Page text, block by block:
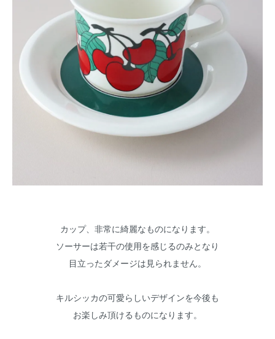
カップ、非常に綺麗なものになります。
ソーサーは若干の使用を感じるのみとなり
目立ったダメージは見られません。
キルシッカの可愛らしいデザインを今後も
お楽しみ頂けるものになります。